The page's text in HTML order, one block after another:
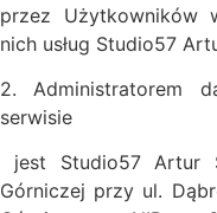
przez Użytkowników
nich usług Studio57
2. Administratorem
serwisie
jest Studio57 Artur
Górniczej przy ul.